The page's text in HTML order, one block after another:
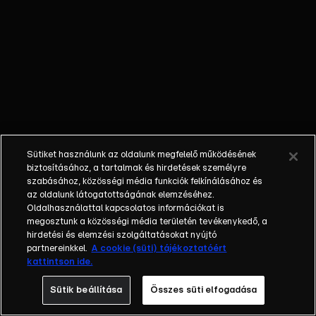
Sütiket használunk az oldalunk megfelelő működésének
biztosításához, a tartalmak és hirdetések személyre
szabásához, közösségi média funkciók felkínálásához és
az oldalunk látogatottságának elemzéséhez.
Oldalhasználattal kapcsolatos információkat is
megosztunk a közösségi média területén tevékenykedő, a
hirdetési és elemzési szolgáltatásokat nyújtó
partnereinkkel. A cookie (süti) tájékoztatóért
kattintson ide.
Sütik beállítása Összes süti elfogadása